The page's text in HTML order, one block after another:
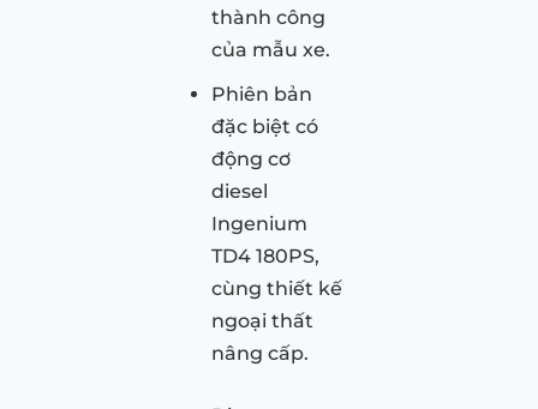
thành công
của mẫu xe.
Phiên bản
đặc biệt có
động cơ
diesel
Ingenium
TD4 180PS,
cùng thiết kế
ngoại thất
nâng cấp.